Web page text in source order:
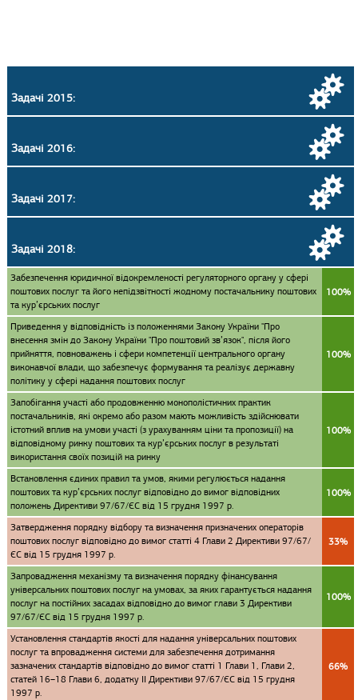
Задачі 2015:
Задачі 2016:
Задачі 2017:
Задачі 2018:
Забезпечення юридичної відокремленості регуляторного органу у сфері
поштових послуг та його непідзвітності жодному постачальнику поштових
та кур’єрських послуг
100%
Приведення у відповідність із положеннями Закону України "Про
внесення змін до Закону України "Про поштовий зв’язок", після його
прийняття, повноважень і сфери компетенції центрального органу
виконавчої влади, що забезпечує формування та реалізує державну
політику у сфері надання поштових послуг
100%
Запобігання участі або продовженню монополістичних практик
постачальників, які окремо або разом мають можливість здійснювати
істотний вплив на умови участі (з урахуванням ціни та пропозиції) на
відповідному ринку поштових та кур’єрських послуг в результаті
використання своїх позицій на ринку
100%
Встановлення єдиних правил та умов, якими регулюється надання
поштових та кур’єрських послуг відповідно до вимог відповідних
положень Директиви 97/67/ЄС від 15 грудня 1997 р.
100%
Затвердження порядку відбору та визначення призначених операторів
поштових послуг відповідно до вимог статті 4 Глави 2 Директиви 97/67/
ЄС від 15 грудня 1997 р.
33%
Запровадження механізму та визначення порядку фінансування
універсальних поштових послуг на умовах, за яких гарантується надання
послуг на постійних засадах відповідно до вимог глави 3 Директиви
97/67/ЄС від 15 грудня 1997 р.
100%
Установлення стандартів якості для надання універсальних поштових
послуг та впровадження системи для забезпечення дотримання
зазначених стандартів відповідно до вимог статті 1 Глави 1, Глави 2,
статей 16–18 Глави 6, додатку II Директиви 97/67/ЄС від 15 грудня
1997 р.
66%